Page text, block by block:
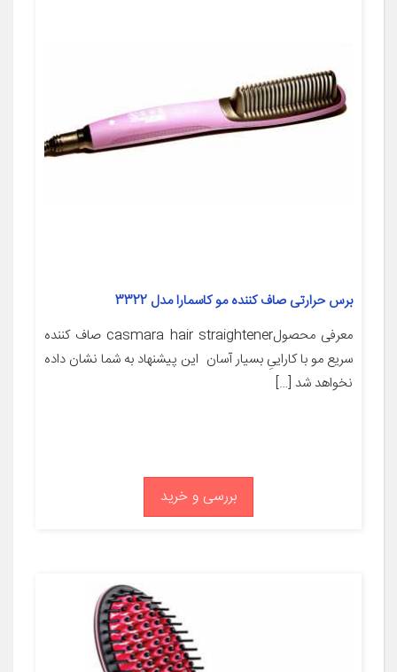
برس حرارتی صاف کننده مو کاسمارا مدل 3322
معرفی محصولcasmara hair straightener صاف کننده
سریع مو با کاراییِ بسیار آسان این پیشنهاد به شما نشان داده
نخواهد شد […]
بررسی و خرید